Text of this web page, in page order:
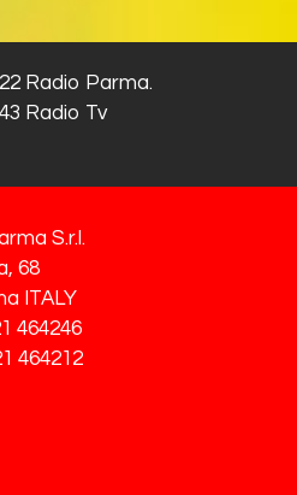
Radio Parma.
Radio Tv
S.r.l.
68
ITALY
464246
464212